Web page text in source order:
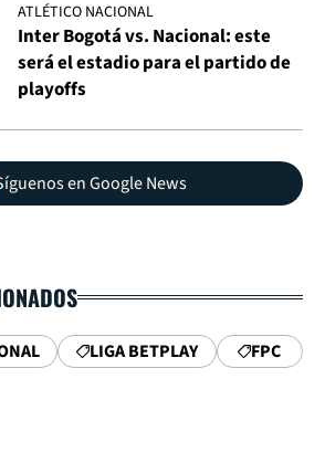
ATLÉTICO NACIONAL
Inter Bogotá vs. Nacional: este
será el estadio para el partido de
playoffs
en Google News
LIGA BETPLAY FPC